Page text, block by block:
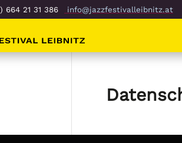
664 21 31 386 info@jazzfestivalleibnitz.at